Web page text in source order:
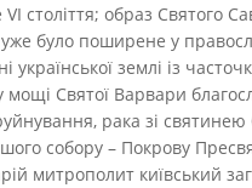
століття; образ Святого
було поширене у
української землі із
мощі Святої Варвари
рака зі
собору – Покрову
митрополит київський